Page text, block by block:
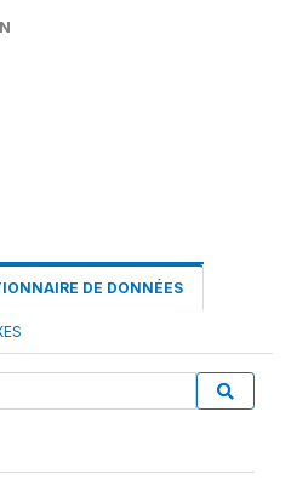
DE DONNÉES